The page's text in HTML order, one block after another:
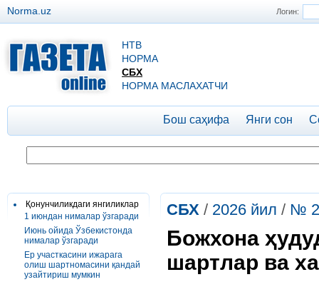
Логин:
Norma.uz
НТВ
НОРМА
СБХ
НОРМА МАСЛАХАТЧИ
Бош саҳифа Янги сон
Қонунчиликдаги янгиликлар
1 июндан нималар ўзгаради
Июнь ойида Ўзбекистонда
нималар ўзгаради
Ер участкасини ижарага
олиш шартномасини қандай
узайтириш мумкин
СБХ / 2026 йил / №
Божхона
шартлар ва